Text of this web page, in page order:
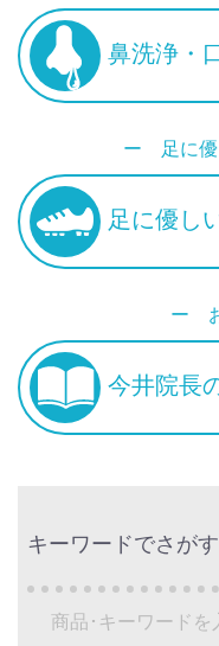
鼻洗浄・
ー 足に優
足に優し
ー
今井院長
キーワードでさがす